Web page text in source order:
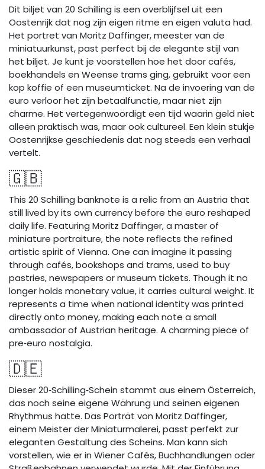
Dit biljet van 20 Schilling is een overblijfsel uit een
Oostenrijk dat nog zijn eigen ritme en eigen valuta had.
Het portret van Moritz Daffinger, meester van de
miniatuurkunst, past perfect bij de elegante stijl van
het biljet. Je kunt je voorstellen hoe het door cafés,
boekhandels en Weense trams ging, gebruikt voor een
kop koffie of een museumticket. Na de invoering van de
euro verloor het zijn betaalfunctie, maar niet zijn
charme. Het vertegenwoordigt een tijd waarin geld niet
alleen praktisch was, maar ook cultureel. Een klein stukje
Oostenrijkse geschiedenis dat nog steeds een verhaal
vertelt.
🇬🇧
This 20 Schilling banknote is a relic from an Austria that
still lived by its own currency before the euro reshaped
daily life. Featuring Moritz Daffinger, a master of
miniature portraiture, the note reflects the refined
artistic spirit of Vienna. One can imagine it passing
through cafés, bookshops and trams, used to buy
pastries, newspapers or museum tickets. Though it no
longer holds monetary value, it carries cultural weight. It
represents a time when national identity was printed
directly onto money, making each note a small
ambassador of Austrian heritage. A charming piece of
pre‑euro nostalgia.
🇩🇪
Dieser 20‑Schilling‑Schein stammt aus einem Österreich,
das noch seine eigene Währung und seinen eigenen
Rhythmus hatte. Das Porträt von Moritz Daffinger,
einem Meister der Miniaturmalerei, passt perfekt zur
eleganten Gestaltung des Scheins. Man kann sich
vorstellen, wie er in Wiener Cafés, Buchhandlungen oder